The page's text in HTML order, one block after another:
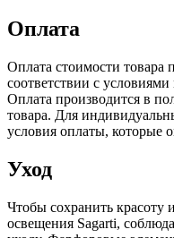
Оплата
Оплата стоимости товара
соответствии с
Оплата производится в
товара. Для
условия оплаты, которые
Уход
Чтобы сохранить красоту
освещения Sagarti,